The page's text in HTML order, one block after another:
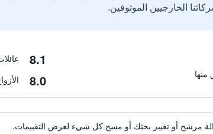
8.1
8.0
مرشح أو تغيير بحثك أو مسح كل شيء لعرض التقييمات.